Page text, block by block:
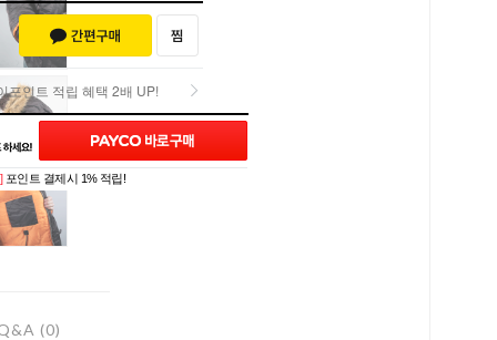
포인트 적립 혜택 2배 UP!
포인트 적립 혜택 2배 UP!
포인트 결제시 1% 적립!
(0)